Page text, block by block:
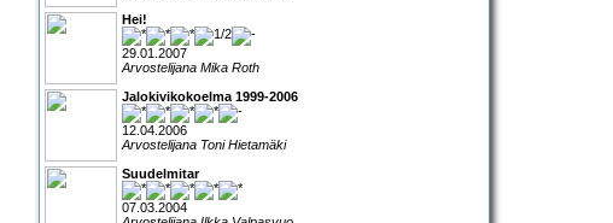
Hei!
29.01.2007
Arvostelijana Mika Roth
Jalokivikokoelma 1999-2006
12.04.2006
Arvostelijana Toni Hietamäki
Suudelmitar
07.03.2004